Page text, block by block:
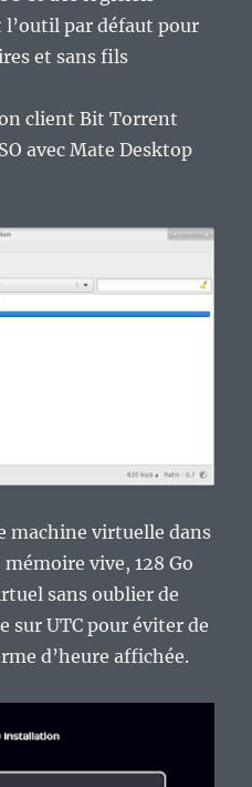
par défaut pour
et sans fils
client Bit Torrent
avec Mate Desktop
machine virtuelle dans
vive, 128 Go
sans oublier de
sur UTC pour éviter de
d’heure affichée.